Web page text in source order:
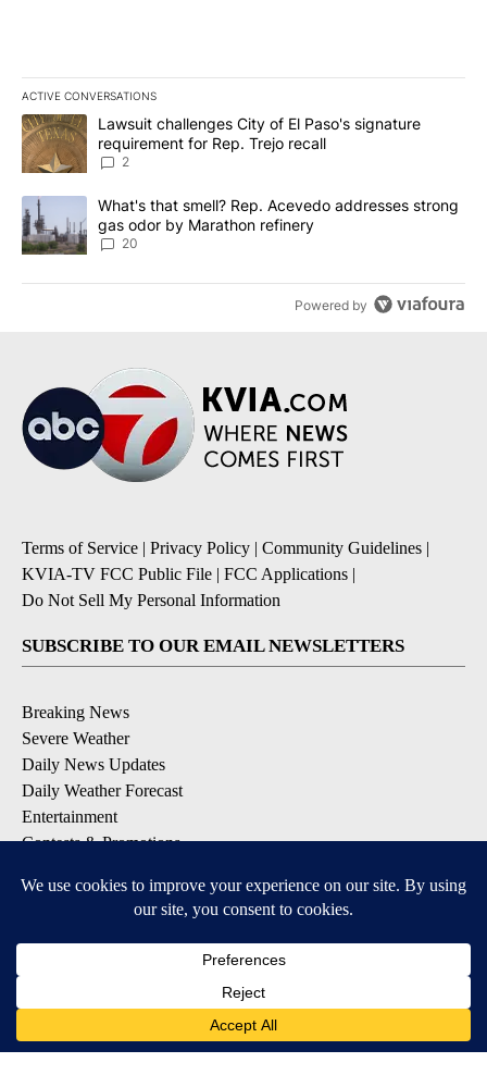
ACTIVE CONVERSATIONS
The following is a list of the most commented articles in the last
A trending article titled "Lawsuit challenges City of El Paso's
Lawsuit challenges City of El Paso's signature
requirement for Rep. Trejo recall
2
A trending article titled "What's that smell? Rep. Acevedo
What's that smell? Rep. Acevedo addresses strong
gas odor by Marathon refinery
20
Powered by
Terms of Service | Privacy Policy | Community Guidelines |
KVIA-TV FCC Public File | FCC Applications |
Do Not Sell My Personal Information
SUBSCRIBE TO OUR EMAIL NEWSLETTERS
Breaking News
Severe Weather
Daily News Updates
Daily Weather Forecast
Entertainment
Contests & Promotions
DOWNLOAD OUR APPS
Available for iOS and Android